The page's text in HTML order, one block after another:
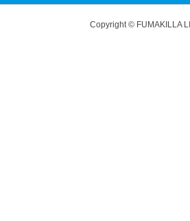
Copyright © FUMAKILLA